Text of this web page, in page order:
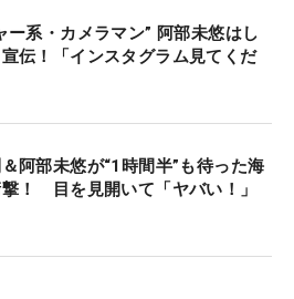
ー系・カメラマン” 阿部未悠はし
伝！「インスタグラム見てくだ
阿部未悠が“1時間半”も待った海
！ 目を見開いて「ヤバい！」